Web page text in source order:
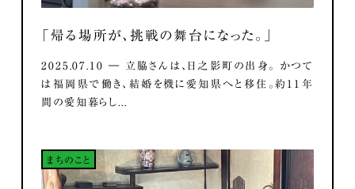
「帰る場所が、挑戦の舞台になった。」
2025.07.10 ― 立脇さんは、日之影町の出身。 かつて
は福岡県で働き、結婚を機に愛知県へと移住。約11年
間の愛知暮らし...
まちのこと